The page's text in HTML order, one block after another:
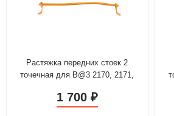
Растяжка передних стоек 2
точечная для B@3 2170, 2171,
1 700 ₽